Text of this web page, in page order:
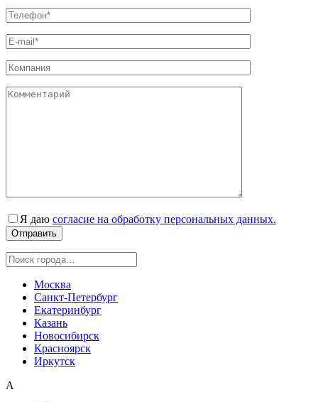
Я даю согласие на обработку персональных данных.
Москва
Санкт-Петербург
Екатеринбург
Казань
Новосибирск
Красноярск
Иркутск
А